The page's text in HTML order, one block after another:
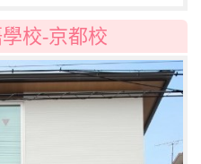
校-京都校